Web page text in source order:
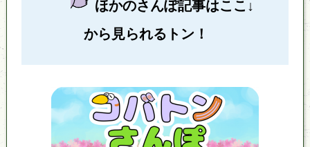
ほかのさんぽ記事はここ↓
から見られるトン！